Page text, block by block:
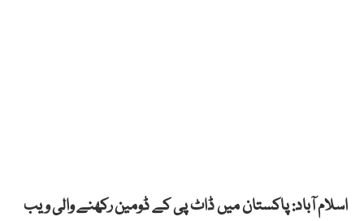
اسلام آباد: پاکستان میں ڈاٹ پی کے ڈومین رکھنے والی ویب